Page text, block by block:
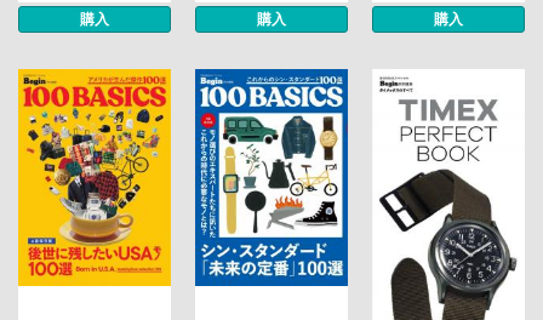
購入 購入 購入